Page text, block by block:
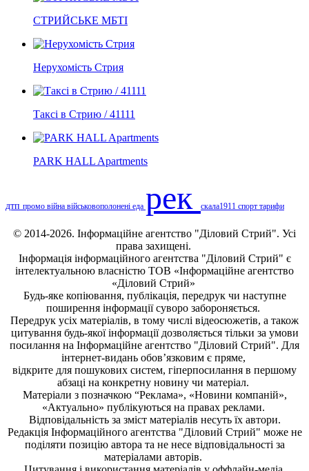
СТРИЙСЬКЕ МБТІ
Нерухомість Стрия
Таксі в Стрию / 41111
PARK HALL Apartments
дтп промо війна військовополонені еда рек скала1911 спорт тарифи
© 2014-2026. Інформаційне агентство "Діловий Стрий". Усі
права захищені.
Інформація інформаційного агентства "Діловий Стрий" є
інтелектуальною власністю ТОВ «Інформаційне агентство
«Діловий Стрий»
Будь-яке копiювання, публiкацiя, передрук чи наступне
поширення iнформацiї суворо забороняється.
Передрук усіх матеріалів, в тому числі відеосюжетів, а також
цитування будь-якої інформації дозволяється тільки за умови
посилання на Інформаційне агентство "Діловий Стрий". Для
інтернет-видань обов’язковим є пряме,
відкрите для пошукових систем, гіперпосилання в першому
абзаці на конкретну новину чи матеріал.
Матеріали з позначкою “Реклама», «Новини компаній»,
«Актуально» публікуються на правах реклами.
Відповідальність за зміст матеріалів несуть їх автори.
Редакція Інформаційного агентства "Діловий Стрий" може не
поділяти позицію автора та не несе відповідальності за
матеріалами авторів.